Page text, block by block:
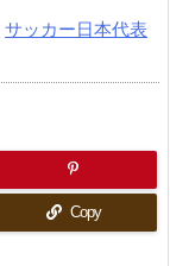
サッカー日本代表
Copy